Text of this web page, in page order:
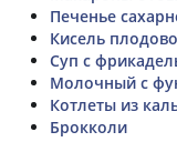
Печенье
Кисель
Суп с
Молочный с
Котлеты из
Брокколи